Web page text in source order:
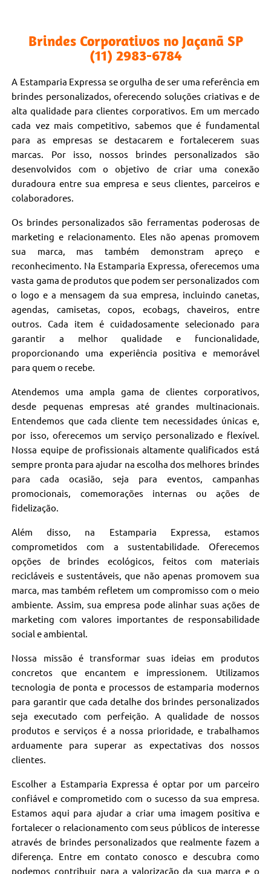
Brindes Corporativos no Jaçanã SP
(11) 2983-6784
A Estamparia Expressa se orgulha de ser uma referência em
brindes personalizados, oferecendo soluções criativas e de
alta qualidade para clientes corporativos. Em um mercado
cada vez mais competitivo, sabemos que é fundamental
para as empresas se destacarem e fortalecerem suas
marcas. Por isso, nossos brindes personalizados são
desenvolvidos com o objetivo de criar uma conexão
duradoura entre sua empresa e seus clientes, parceiros e
colaboradores.
Os brindes personalizados são ferramentas poderosas de
marketing e relacionamento. Eles não apenas promovem
sua marca, mas também demonstram apreço e
reconhecimento. Na Estamparia Expressa, oferecemos uma
vasta gama de produtos que podem ser personalizados com
o logo e a mensagem da sua empresa, incluindo canetas,
agendas, camisetas, copos, ecobags, chaveiros, entre
outros. Cada item é cuidadosamente selecionado para
garantir a melhor qualidade e funcionalidade,
proporcionando uma experiência positiva e memorável
para quem o recebe.
Atendemos uma ampla gama de clientes corporativos,
desde pequenas empresas até grandes multinacionais.
Entendemos que cada cliente tem necessidades únicas e,
por isso, oferecemos um serviço personalizado e flexível.
Nossa equipe de profissionais altamente qualificados está
sempre pronta para ajudar na escolha dos melhores brindes
para cada ocasião, seja para eventos, campanhas
promocionais, comemorações internas ou ações de
fidelização.
Além disso, na Estamparia Expressa, estamos
comprometidos com a sustentabilidade. Oferecemos
opções de brindes ecológicos, feitos com materiais
recicláveis e sustentáveis, que não apenas promovem sua
marca, mas também refletem um compromisso com o meio
ambiente. Assim, sua empresa pode alinhar suas ações de
marketing com valores importantes de responsabilidade
social e ambiental.
Nossa missão é transformar suas ideias em produtos
concretos que encantem e impressionem. Utilizamos
tecnologia de ponta e processos de estamparia modernos
para garantir que cada detalhe dos brindes personalizados
seja executado com perfeição. A qualidade de nossos
produtos e serviços é a nossa prioridade, e trabalhamos
arduamente para superar as expectativas dos nossos
clientes.
Escolher a Estamparia Expressa é optar por um parceiro
confiável e comprometido com o sucesso da sua empresa.
Estamos aqui para ajudar a criar uma imagem positiva e
fortalecer o relacionamento com seus públicos de interesse
através de brindes personalizados que realmente fazem a
diferença. Entre em contato conosco e descubra como
podemos contribuir para a valorização da sua marca e o